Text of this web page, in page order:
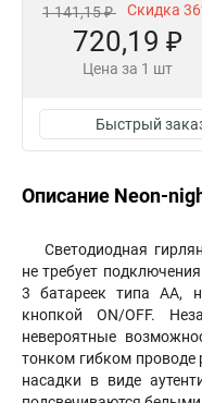
1 141,15 ₽ Скидка
720,19 ₽
Цена за 1 шт
Быстрый
Описание Neon-
Светодиодная
не требует
3 батареек типа АА,
кнопкой ON/OFF.
невероятные
тонком гибком
насадки в виде